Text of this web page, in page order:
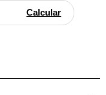
Calcular